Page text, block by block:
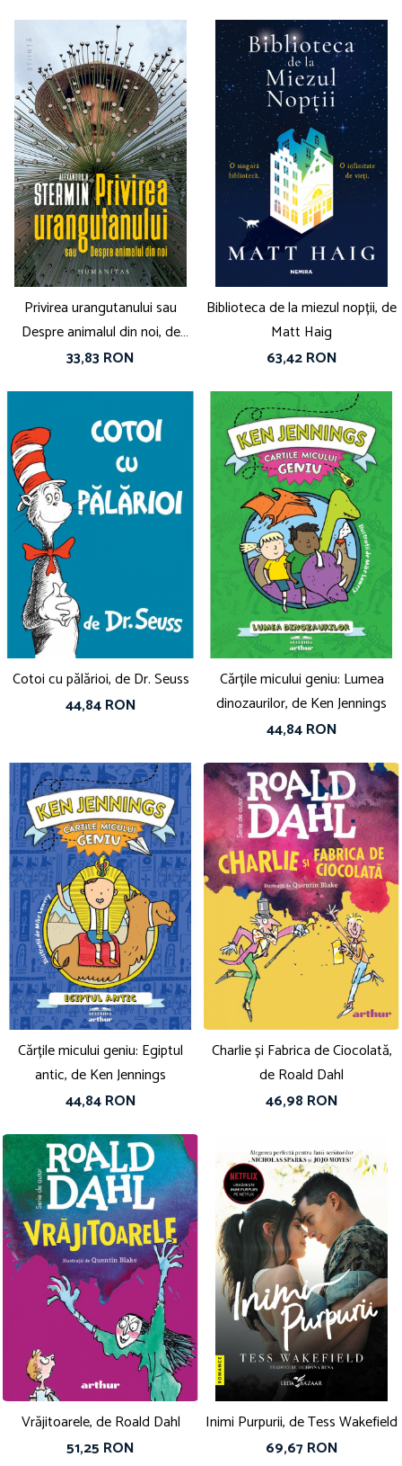
Privirea urangutanului sau
Despre animalul din noi, de
Alexandru N. Stermin
33,83 RON
Biblioteca de la miezul nopții, de
Matt Haig
63,42 RON
Cotoi cu pălărioi, de Dr. Seuss
44,84 RON
Cărțile micului geniu: Lumea
dinozaurilor, de Ken Jennings
44,84 RON
Cărțile micului geniu: Egiptul
antic, de Ken Jennings
44,84 RON
Charlie și Fabrica de Ciocolată,
de Roald Dahl
46,98 RON
Vrăjitoarele, de Roald Dahl
51,25 RON
Inimi Purpurii, de Tess Wakefield
69,67 RON